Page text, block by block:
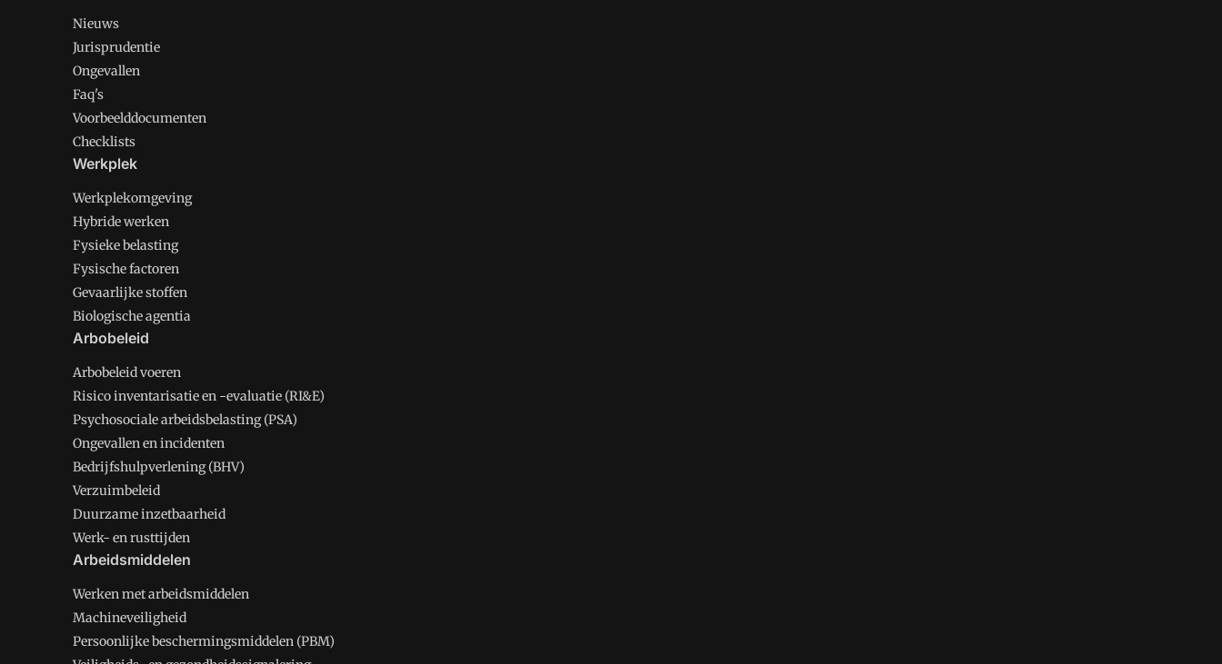
Nieuws
Jurisprudentie
Ongevallen
Faq's
Voorbeelddocumenten
Checklists
Werkplek
Werkplekomgeving
Hybride werken
Fysieke belasting
Fysische factoren
Gevaarlijke stoffen
Biologische agentia
Arbobeleid
Arbobeleid voeren
Risico inventarisatie en -evaluatie (RI&E)
Psychosociale arbeidsbelasting (PSA)
Ongevallen en incidenten
Bedrijfshulpverlening (BHV)
Verzuimbeleid
Duurzame inzetbaarheid
Werk- en rusttijden
Arbeidsmiddelen
Werken met arbeidsmiddelen
Machineveiligheid
Persoonlijke beschermingsmiddelen (PBM)